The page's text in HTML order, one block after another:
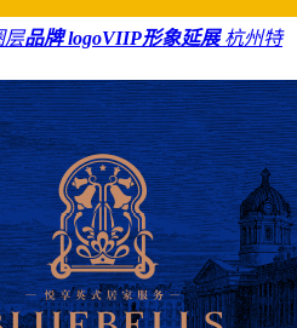
层品牌 logoVIIP形象延展 杭州特